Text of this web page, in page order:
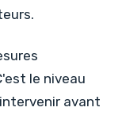
le niveau
avant